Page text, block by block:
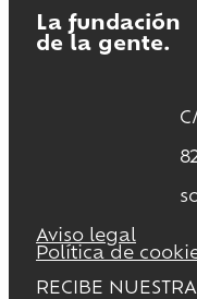
La fundación
de la gente.
Aviso legal
Política de
RECIBE